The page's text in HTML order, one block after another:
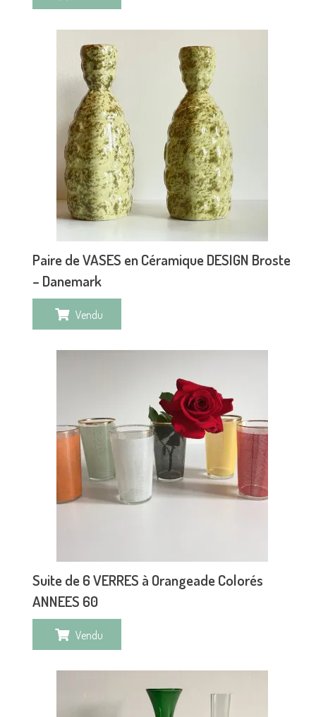
Paire de VASES en Céramique DESIGN Broste
– Danemark
Vendu
Suite de 6 VERRES à Orangeade Colorés
ANNEES 60
Vendu